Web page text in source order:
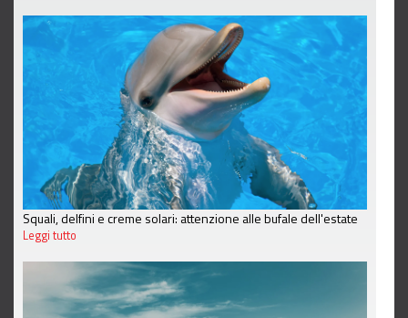
Squali, delfini e creme solari: attenzione alle bufale dell'estate
Leggi tutto